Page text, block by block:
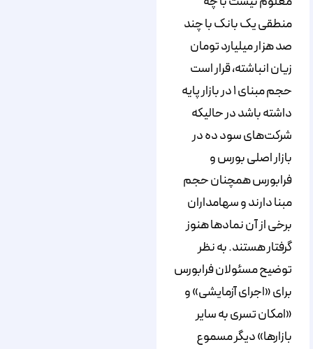
منطقی یک بانک با چند
صد هزار میلیارد تومان
زیان انباشته، قرار است
حجم مبنای ۱ در بازار پایه
داشته باشد در حالیکه
شرکت‌های سود ده در
بازار اصلی بورس و
فرابورس همچنان حجم
مبنا دارند و سهامداران
برخی از آن نمادها هنوز
گرفتار هستند. به نظر
توضیح مسئولان فرابورس
برای «اجرای آزمایشی» و
«امکان تسری به سایر
بازارها» دیگر مسموع